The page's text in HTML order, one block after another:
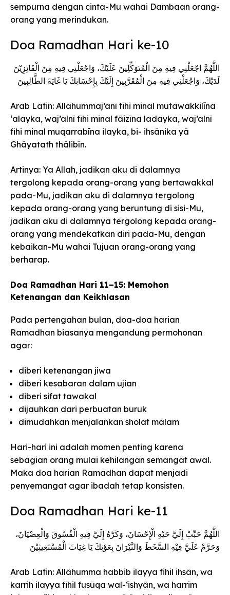
sempurna dengan cinta-Mu wahai Dambaan orang-
orang yang merindukan.
Doa Ramadhan Hari ke-10
اللَّهُمَّ اجْعَلْنِي فِيهِ مِنَ الْمُتَوَكِّلِينَ عَلَيْكَ، وَاجْعَلْنِي فِيهِ مِنَ الْفَائِزِيْنَ
لَدَيْكَ، وَاجْعَلْنِي فِيهِ مِنَ الْمُقَرَّبِينَ إِلَيْكَ بِإِحْسَانِكَ يَا غَايَةَ الطَّالِبِينَ
Arab Latin: Allahummaj’anî fihi minal mutawakkilīna
‘alayka, waj’alnî fihi minal fâizîna ladayka, waj’alnî
fihi minal muqarrabīna ilayka, bi- ihsânika yâ
Ghâyatath thâlibîn.
Artinya: Ya Allah, jadikan aku di dalamnya
tergolong kepada orang-orang yang bertawakkal
pada-Mu, jadikan aku di dalamnya tergolong
kepada orang-orang yang beruntung di sisi-Mu,
jadikan aku di dalamnya tergolong kepada orang-
orang yang mendekatkan diri pada-Mu, dengan
kebaikan-Mu wahai Tujuan orang-orang yang
berharap.
Doa Ramadhan Hari 11–15: Memohon
Ketenangan dan Keikhlasan
Pada pertengahan bulan, doa-doa harian
Ramadhan biasanya mengandung permohonan
agar:
diberi ketenangan jiwa
diberi kesabaran dalam ujian
diberi sifat tawakal
dijauhkan dari perbuatan buruk
dimudahkan menjalankan sholat malam
Hari-hari ini adalah momen penting karena
sebagian orang mulai kehilangan semangat awal.
Maka doa harian Ramadhan dapat menjadi
penyemangat agar ibadah tetap konsisten.
Doa Ramadhan Hari ke-11
اللَّهُمَّ حَبِّبْ إِلَيَّ حَيْهِ الْإِحْسَانَ، وَكَرَّهُ إِلَيَّ فِيهِ الْفُسُوقَ وَالْعِصْيَانَ،
وَحَرَّمْ عَلَيَّ فِيْهِ السَّخَطَ وَالنَّيْرَانَ بِعَوْنِكَ يَا غِيَاثَ الْمُسْتَغِيثِيْنَ
Arab Latin: Allâhumma habbib ilayya fihil ihsân, wa
karrih ilayya fihil fusûqa wal-‘ishyân, wa harrim